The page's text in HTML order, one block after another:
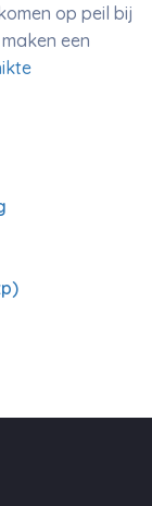
op peil bij
een